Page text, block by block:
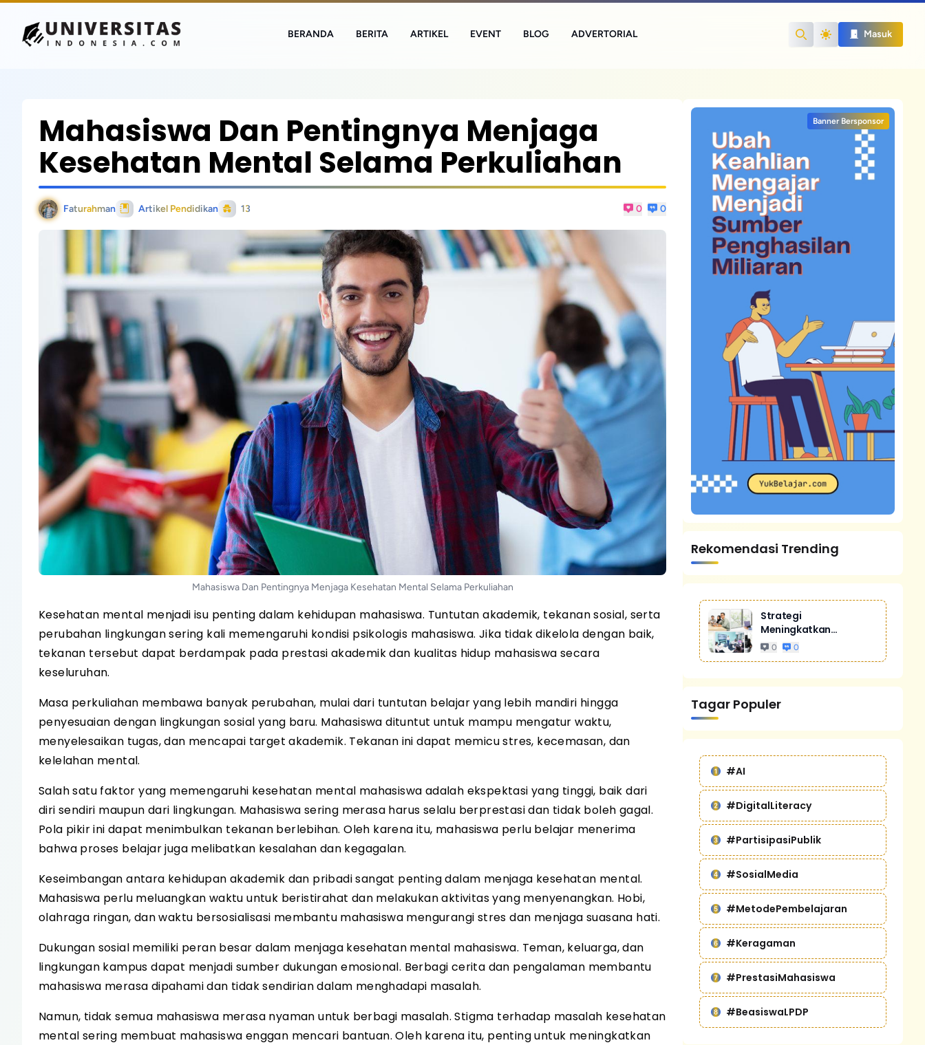
Search
Masuk
BERANDA BERITA ARTIKEL EVENT BLOG ADVERTORIAL
Mahasiswa Dan Pentingnya Menjaga
Kesehatan Mental Selama Perkuliahan
Faturahman Artikel Pendidikan 13 0 0
Mahasiswa Dan Pentingnya Menjaga Kesehatan Mental Selama Perkuliahan
Kesehatan mental menjadi isu penting dalam kehidupan mahasiswa. Tuntutan akademik, tekanan sosial, serta
perubahan lingkungan sering kali memengaruhi kondisi psikologis mahasiswa. Jika tidak dikelola dengan baik,
tekanan tersebut dapat berdampak pada prestasi akademik dan kualitas hidup mahasiswa secara
keseluruhan.
Masa perkuliahan membawa banyak perubahan, mulai dari tuntutan belajar yang lebih mandiri hingga
penyesuaian dengan lingkungan sosial yang baru. Mahasiswa dituntut untuk mampu mengatur waktu,
menyelesaikan tugas, dan mencapai target akademik. Tekanan ini dapat memicu stres, kecemasan, dan
kelelahan mental.
Salah satu faktor yang memengaruhi kesehatan mental mahasiswa adalah ekspektasi yang tinggi, baik dari
diri sendiri maupun dari lingkungan. Mahasiswa sering merasa harus selalu berprestasi dan tidak boleh gagal.
Pola pikir ini dapat menimbulkan tekanan berlebihan. Oleh karena itu, mahasiswa perlu belajar menerima
bahwa proses belajar juga melibatkan kesalahan dan kegagalan.
Keseimbangan antara kehidupan akademik dan pribadi sangat penting dalam menjaga kesehatan mental.
Mahasiswa perlu meluangkan waktu untuk beristirahat dan melakukan aktivitas yang menyenangkan. Hobi,
olahraga ringan, dan waktu bersosialisasi membantu mahasiswa mengurangi stres dan menjaga suasana hati.
Dukungan sosial memiliki peran besar dalam menjaga kesehatan mental mahasiswa. Teman, keluarga, dan
lingkungan kampus dapat menjadi sumber dukungan emosional. Berbagi cerita dan pengalaman membantu
mahasiswa merasa dipahami dan tidak sendirian dalam menghadapi masalah.
Namun, tidak semua mahasiswa merasa nyaman untuk berbagi masalah. Stigma terhadap masalah kesehatan
mental sering membuat mahasiswa enggan mencari bantuan. Oleh karena itu, penting untuk meningkatkan
Banner Bersponsor
Rekomendasi Trending
Strategi
Meningkatkan
Penjualan Melalui
0 0
Tagar Populer
#AI
#DigitalLiteracy
#PartisipasiPublik
#SosialMedia
#MetodePembelajaran
#Keragaman
#PrestasiMahasiswa
#BeasiswaLPDP